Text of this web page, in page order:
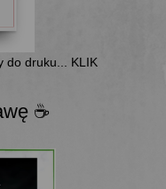
do druku... KLIK
☕